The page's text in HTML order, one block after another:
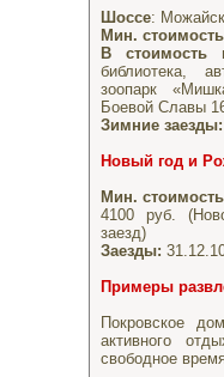
Шоссе:
Мин.
В стоимость
библиотека,
зоопарк
Боевой Славы
Зимние заезды:
Новый год и
Мин.
4100 руб.
заезд)
Заезды:
Примеры
Покровское
активного
свободное